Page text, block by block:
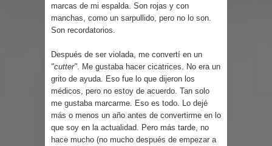
marcas de mi espalda. Son rojas y con
manchas, como un sarpullido, pero no lo son.
Son recordatorios.
Después de ser violada, me convertí en un
"cutter" . Me gustaba hacer cicatrices. No era un
grito de ayuda. Eso fue lo que dijeron los
médicos, pero no estoy de acuerdo. Tan solo
me gustaba marcarme. Eso es todo. Lo dejé
más o menos un año antes de convertirme en lo
que soy en la actualidad. Pero más tarde, no
hace mucho (no mucho después de empezar a